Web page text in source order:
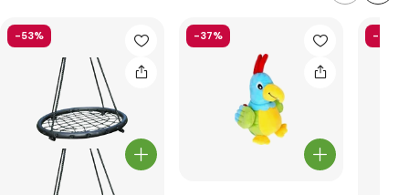
-53% -37% -29%